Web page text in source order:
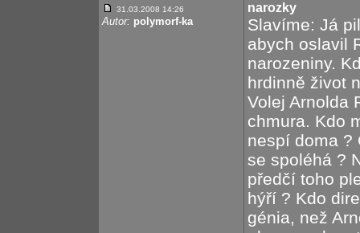
31.03.2008 14:26
Autor: polymorf-ka
narozky
Slavíme: Já
abych oslavil
narozeniny.
hrdinně život
Volej Arnolda
chmura. Kdo
nespí doma ?
se spoléhá ?
předčí toho
hýří ? Kdo
génia, než